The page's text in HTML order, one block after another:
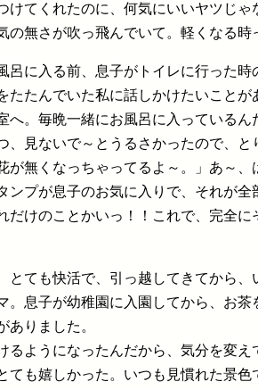
けてくれたのに、何気にいいヤツじゃ
の無さが吹っ飛んでいて。軽くなる時
呂に入る前、息子がトイレに行った
たたんでいた私に話しかけたいこと
へ。毎晩一緒にお風呂に入っている
、見ないで～とうるさかったので、と
が無くなっちゃってるよ～。」あ～
ンプが息子のお気に入りで、それが
だけのことかいっ！！これで、完全
とても快活で、引っ越してきてから
。息子が幼稚園に入園してから、お
ありました。
るようになったんだから、気分を変
ても嬉しかった。いつも見慣れた景